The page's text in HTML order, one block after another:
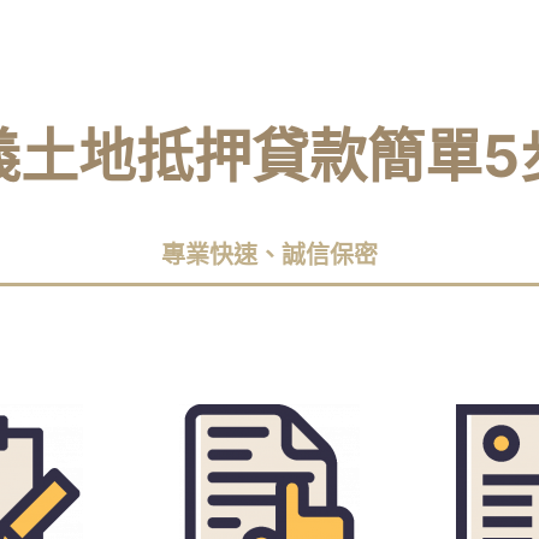
土地抵押貸款簡單5
專業快速、誠信保密